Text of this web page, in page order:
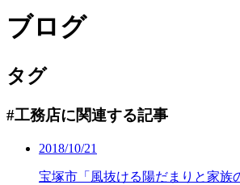
ブログ
タグ
#工務店に関連する記事
2018/10/21
宝塚市「風抜ける陽だまりと家族